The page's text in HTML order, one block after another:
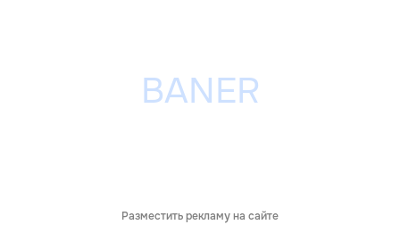
Разместить рекламу на сайте